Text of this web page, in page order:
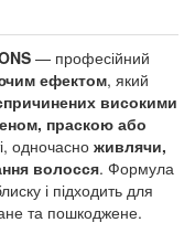
— професійний
ефектом, який
високими
праскою або
одночасно живлячи,
волосся. Формула
і підходить для
та пошкоджене.